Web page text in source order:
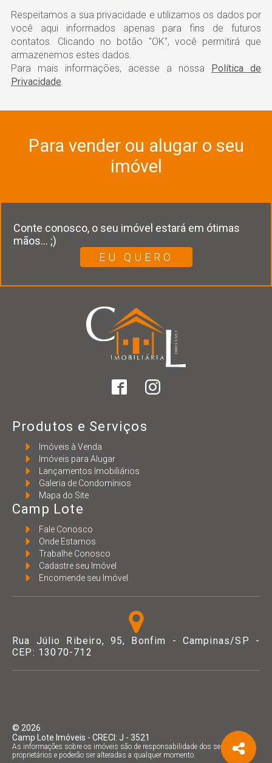
Respeitamos a sua privacidade e utilizamos os dados por
você aqui informados apenas para fins de futuros
contatos. Clicando no botão "OK", você permitirá que
armazenemos estes dados.
Para mais informações, acesse a nossa
Política de
Privacidade.
Para vender ou alugar o seu
imóvel
Conte conosco, o seu imóvel estará em ótimas
mãos... ;)
EU QUERO
Produtos e Serviços
Imóveis à Venda
Imóveis para Alugar
Lançamentos Imobiliários
Galeria de Condomínios
Mapa do Site
Camp Lote
Fale Conosco
Onde Estamos
Trabalhe Conosco
Cadastre seu Imóvel
Encomende seu Imóvel
Rua Júlio Ribeiro, 95, Bonfim - Campinas/SP -
CEP: 13070-712
© 2026
Camp Lote Imóveis - CRECI: J - 3521
As informações sobre os imóveis são de responsabilidade dos seus
proprietários e poderão ser alteradas a qualquer momento.